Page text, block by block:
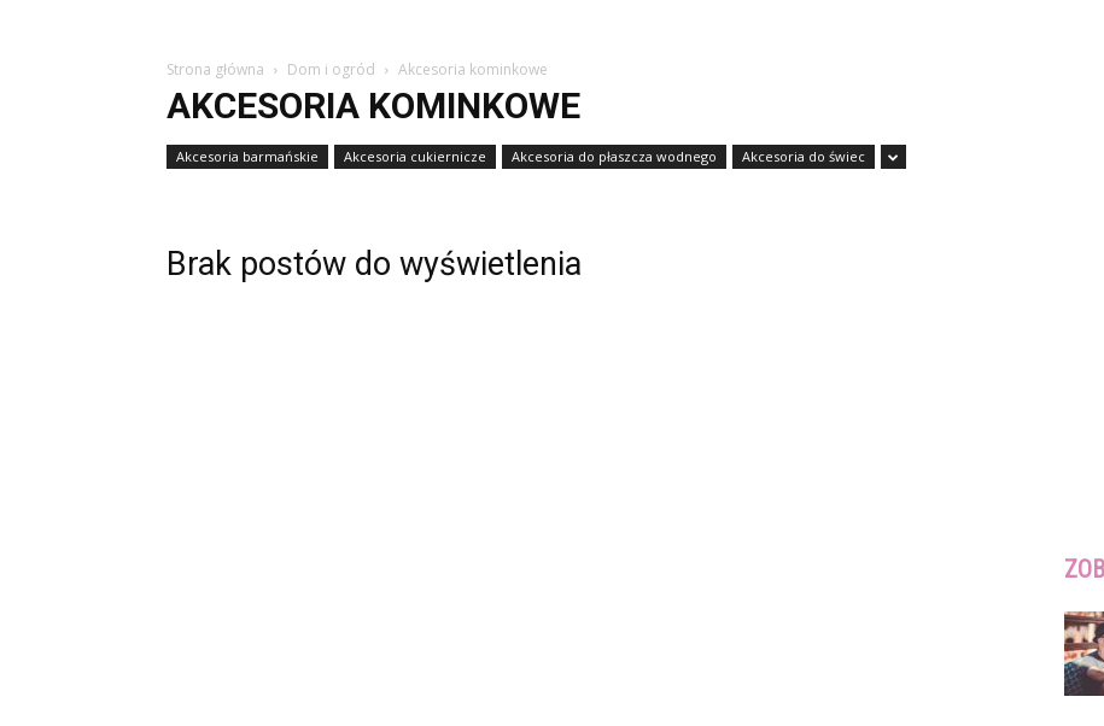
Strona główna Dom i ogród Akcesoria kominkowe
AKCESORIA KOMINKOWE
Akcesoria barmańskie Akcesoria cukiernicze Akcesoria do płaszcza wodnego Akcesoria do świec
Brak postów do wyświetlenia